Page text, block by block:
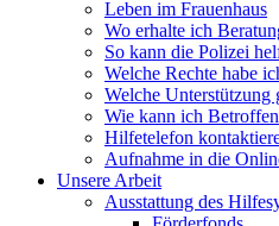
Leben im Frauenhaus
Wo erhalte ich
So kann die Polizei
Welche Rechte habe
Welche Unterstützung
Wie kann ich
Hilfetelefon
Aufnahme in die
Unsere Arbeit
Ausstattung des